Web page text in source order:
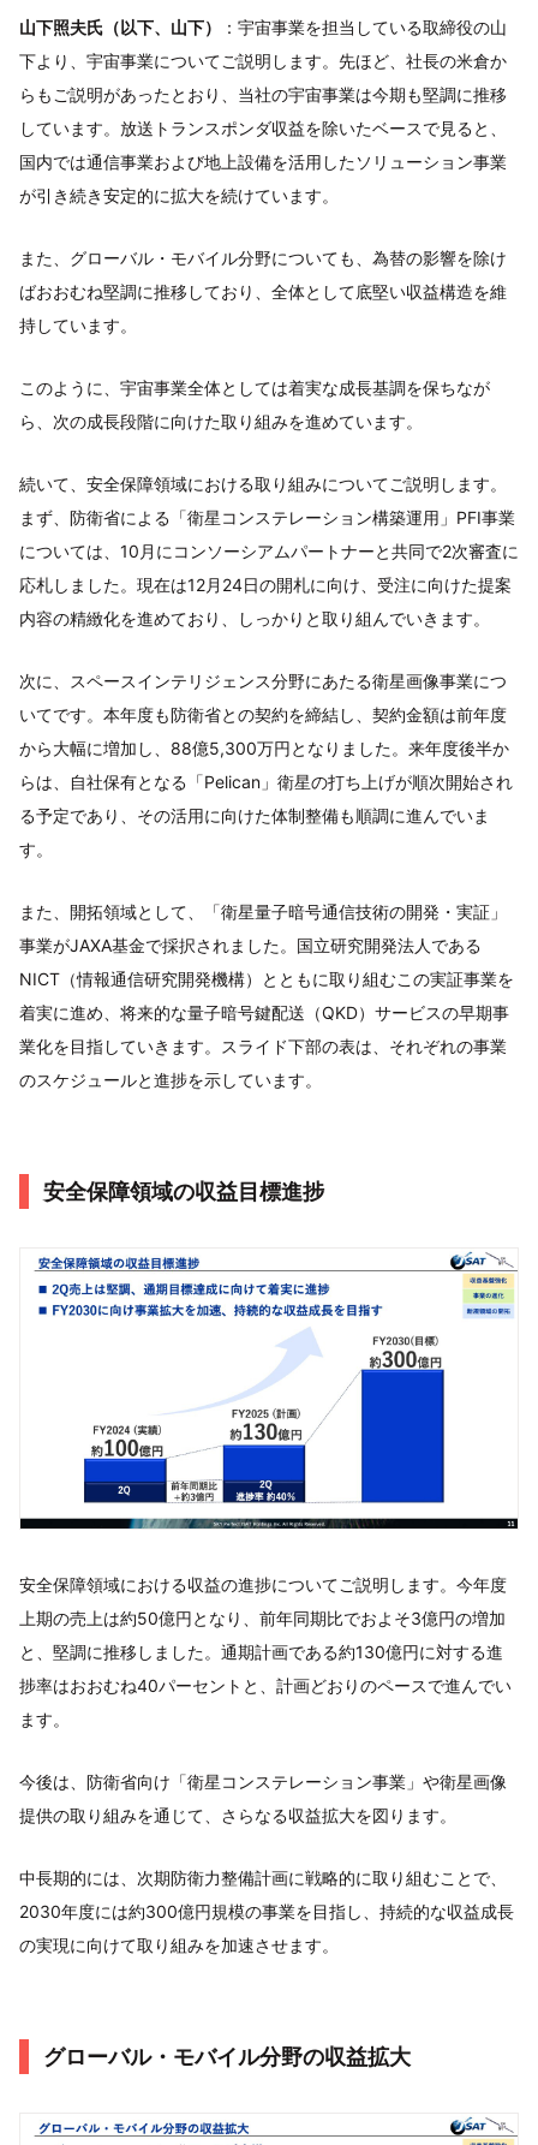
山下照夫氏（以下、山下）
：宇宙事業を担当している取締役の山
下より、宇宙事業についてご説明します。先ほど、社長の米倉か
らもご説明があったとおり、当社の宇宙事業は今期も堅調に推移
しています。放送トランスポンダ収益を除いたベースで見ると、
国内では通信事業および地上設備を活用したソリューション事業
が引き続き安定的に拡大を続けています。
また、グローバル・モバイル分野についても、為替の影響を除け
ばおおむね堅調に推移しており、全体として底堅い収益構造を維
持しています。
このように、宇宙事業全体としては着実な成長基調を保ちなが
ら、次の成長段階に向けた取り組みを進めています。
続いて、安全保障領域における取り組みについてご説明します。
まず、防衛省による「衛星コンステレーション構築運用」PFI事業
については、10月にコンソーシアムパートナーと共同で2次審査に
応札しました。現在は12月24日の開札に向け、受注に向けた提案
内容の精緻化を進めており、しっかりと取り組んでいきます。
次に、スペースインテリジェンス分野にあたる衛星画像事業につ
いてです。本年度も防衛省との契約を締結し、契約金額は前年度
から大幅に増加し、88億5,300万円となりました。来年度後半か
らは、自社保有となる「Pelican」衛星の打ち上げが順次開始され
る予定であり、その活用に向けた体制整備も順調に進んでいま
す。
また、開拓領域として、「衛星量子暗号通信技術の開発・実証」
事業がJAXA基金で採択されました。国立研究開発法人である
NICT（情報通信研究開発機構）とともに取り組むこの実証事業を
着実に進め、将来的な量子暗号鍵配送（QKD）サービスの早期事
業化を目指していきます。スライド下部の表は、それぞれの事業
のスケジュールと進捗を示しています。
安全保障領域の収益目標進捗
安全保障領域における収益の進捗についてご説明します。今年度
上期の売上は約50億円となり、前年同期比でおよそ3億円の増加
と、堅調に推移しました。通期計画である約130億円に対する進
捗率はおおむね40パーセントと、計画どおりのペースで進んでい
ます。
今後は、防衛省向け「衛星コンステレーション事業」や衛星画像
提供の取り組みを通じて、さらなる収益拡大を図ります。
中長期的には、次期防衛力整備計画に戦略的に取り組むことで、
2030年度には約300億円規模の事業を目指し、持続的な収益成長
の実現に向けて取り組みを加速させます。
グローバル・モバイル分野の収益拡大